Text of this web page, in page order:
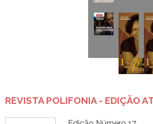
REVISTA POLIFONIA - EDIÇÃO